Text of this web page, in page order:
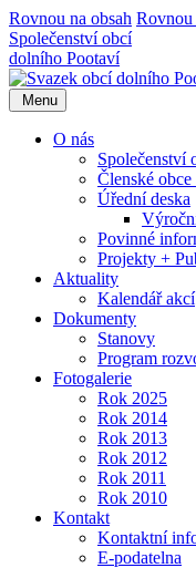
Rovnou na obsah Rovnou
Společenství obcí
dolního Pootaví
Menu
O nás
Společenství
Členské obce
Úřední deska
Povinné
Projekty +
Aktuality
Kalendář akcí
Dokumenty
Stanovy
Program
Fotogalerie
Rok 2025
Rok 2014
Rok 2013
Rok 2012
Rok 2011
Rok 2010
Kontakt
Kontaktní
E-podatelna